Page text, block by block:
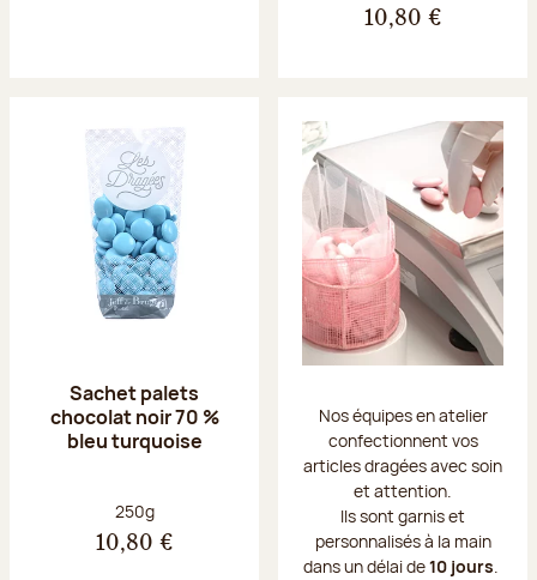
10,80 €
Sachet palets
chocolat noir 70 %
bleu turquoise
Poids net :
250g
10,80 €
Nos équipes en atelier
confectionnent vos
articles dragées avec soin
et attention.
Ils sont garnis et
personnalisés à la main
dans un délai de10 jours.